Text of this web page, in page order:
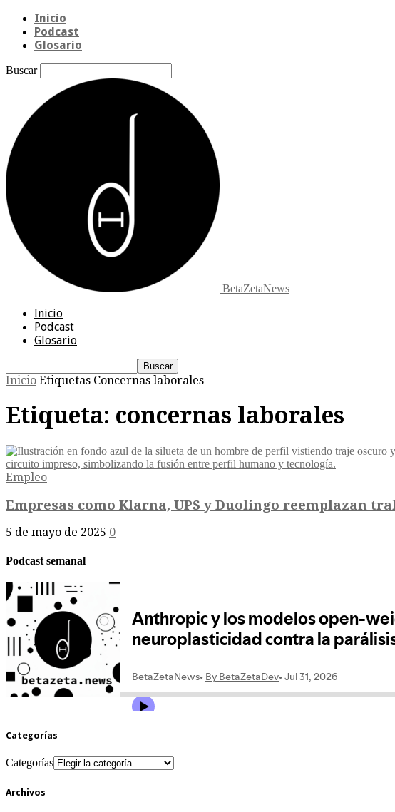
Inicio
Podcast
Glosario
Buscar
BetaZetaNews
Inicio
Podcast
Glosario
Inicio Etiquetas Concernas laborales
Etiqueta: concernas laborales
Empleo
Empresas como Klarna, UPS y Duolingo reemplazan
5 de mayo de 2025 0
Podcast semanal
Categorías
Categorías
Archivos